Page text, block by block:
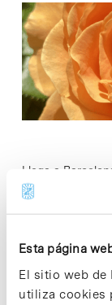
Esta página
El sitio web de
utiliza cookies
Llega a
Internacional de
el viernes 9 de
Read More